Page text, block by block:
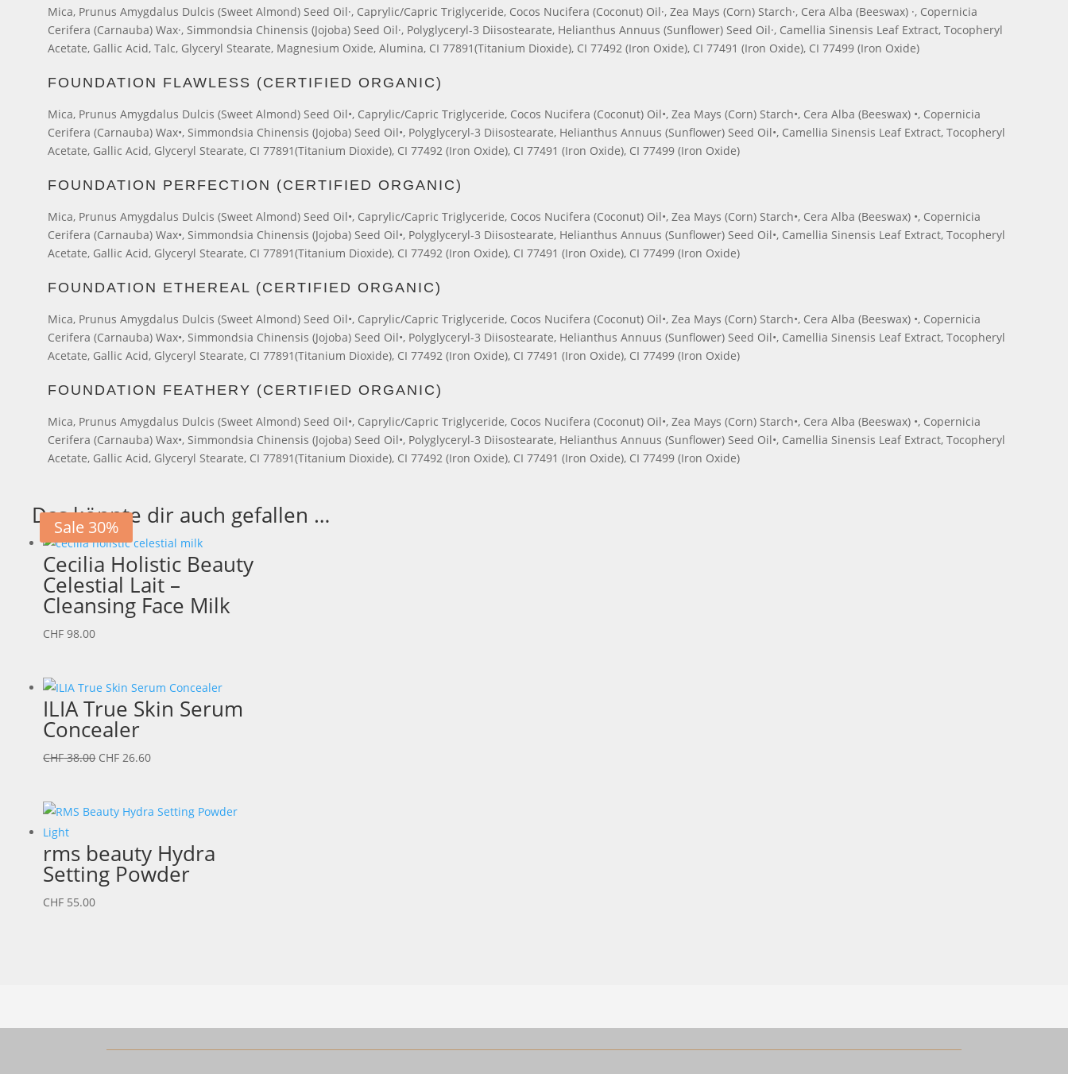
Mica, Prunus Amygdalus Dulcis (Sweet Almond) Seed Oil·, Caprylic/Capric Triglyceride, Cocos Nucifera (Coconut) Oil·, Zea Mays (Corn) Starch·, Cera Alba (Beeswax) ·, Copernicia
Cerifera (Carnauba) Wax·, Simmondsia Chinensis (Jojoba) Seed Oil·, Polyglyceryl-3 Diisostearate, Helianthus Annuus (Sunflower) Seed Oil·, Camellia Sinensis Leaf Extract, Tocopheryl
Acetate, Gallic Acid, Talc, Glyceryl Stearate, Magnesium Oxide, Alumina, CI 77891(Titanium Dioxide), CI 77492 (Iron Oxide), CI 77491 (Iron Oxide), CI 77499 (Iron Oxide)
FOUNDATION FLAWLESS (CERTIFIED ORGANIC)
Mica, Prunus Amygdalus Dulcis (Sweet Almond) Seed Oil•, Caprylic/Capric Triglyceride, Cocos Nucifera (Coconut) Oil•, Zea Mays (Corn) Starch•, Cera Alba (Beeswax) •, Copernicia
Cerifera (Carnauba) Wax•, Simmondsia Chinensis (Jojoba) Seed Oil•, Polyglyceryl-3 Diisostearate, Helianthus Annuus (Sunflower) Seed Oil•, Camellia Sinensis Leaf Extract, Tocopheryl
Acetate, Gallic Acid, Glyceryl Stearate, CI 77891(Titanium Dioxide), CI 77492 (Iron Oxide), CI 77491 (Iron Oxide), CI 77499 (Iron Oxide)
FOUNDATION PERFECTION (CERTIFIED ORGANIC)
Mica, Prunus Amygdalus Dulcis (Sweet Almond) Seed Oil•, Caprylic/Capric Triglyceride, Cocos Nucifera (Coconut) Oil•, Zea Mays (Corn) Starch•, Cera Alba (Beeswax) •, Copernicia
Cerifera (Carnauba) Wax•, Simmondsia Chinensis (Jojoba) Seed Oil•, Polyglyceryl-3 Diisostearate, Helianthus Annuus (Sunflower) Seed Oil•, Camellia Sinensis Leaf Extract, Tocopheryl
Acetate, Gallic Acid, Glyceryl Stearate, CI 77891(Titanium Dioxide), CI 77492 (Iron Oxide), CI 77491 (Iron Oxide), CI 77499 (Iron Oxide)
FOUNDATION ETHEREAL (CERTIFIED ORGANIC)
Mica, Prunus Amygdalus Dulcis (Sweet Almond) Seed Oil•, Caprylic/Capric Triglyceride, Cocos Nucifera (Coconut) Oil•, Zea Mays (Corn) Starch•, Cera Alba (Beeswax) •, Copernicia
Cerifera (Carnauba) Wax•, Simmondsia Chinensis (Jojoba) Seed Oil•, Polyglyceryl-3 Diisostearate, Helianthus Annuus (Sunflower) Seed Oil•, Camellia Sinensis Leaf Extract, Tocopheryl
Acetate, Gallic Acid, Glyceryl Stearate, CI 77891(Titanium Dioxide), CI 77492 (Iron Oxide), CI 77491 (Iron Oxide), CI 77499 (Iron Oxide)
FOUNDATION FEATHERY (CERTIFIED ORGANIC)
Mica, Prunus Amygdalus Dulcis (Sweet Almond) Seed Oil•, Caprylic/Capric Triglyceride, Cocos Nucifera (Coconut) Oil•, Zea Mays (Corn) Starch•, Cera Alba (Beeswax) •, Copernicia
Cerifera (Carnauba) Wax•, Simmondsia Chinensis (Jojoba) Seed Oil•, Polyglyceryl-3 Diisostearate, Helianthus Annuus (Sunflower) Seed Oil•, Camellia Sinensis Leaf Extract, Tocopheryl
Acetate, Gallic Acid, Glyceryl Stearate, CI 77891(Titanium Dioxide), CI 77492 (Iron Oxide), CI 77491 (Iron Oxide), CI 77499 (Iron Oxide)
Das könnte dir auch gefallen …
Cecilia Holistic Beauty
Celestial Lait –
Cleansing Face Milk
CHF 98.00
Sale 30%
ILIA True Skin Serum
Concealer
CHF38.00 Ursprünglicher
CHF 38.00
CHF 26.60Aktueller
CHF 26.60.
rms beauty Hydra
Setting Powder
CHF 55.00